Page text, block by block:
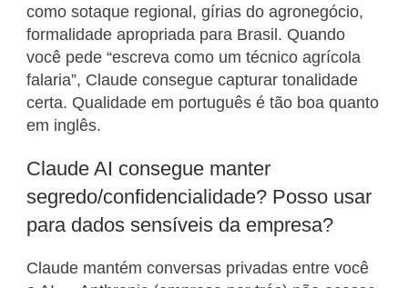
como sotaque regional, gírias do agronegócio,
formalidade apropriada para Brasil. Quando
você pede “escreva como um técnico agrícola
falaria”, Claude consegue capturar tonalidade
certa. Qualidade em português é tão boa quanto
em inglês.
Claude AI consegue manter
segredo/confidencialidade? Posso usar
para dados sensíveis da empresa?
Claude mantém conversas privadas entre você